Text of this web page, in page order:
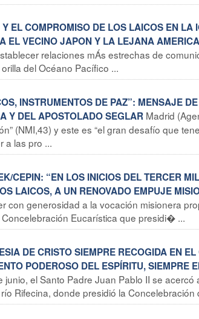
EL COMPROMISO DE LOS LAICOS EN
EL VECINO JAPON Y LA LEJANA AMERICA
relaciones mÁs estrechas de
del Océano Pacífico ...
INSTRUMENTOS DE PAZ”: MENSAJE
Y DEL APOSTOLADO SEGLAR Madrid
(NMI,43) y este es “el gran desafío que
a las pro ...
CEPIN: “EN LOS INICIOS DEL TERCER
LAICOS, A UN RENOVADO EMPUJE
con generosidad a la vocación misionera
Eucarística que presidi� ...
DE CRISTO SIEMPRE RECOGIDA EN
PODEROSO DEL ESPÍRITU, SIEMPRE
el Santo Padre Juan Pablo II se acercó
Rifecina, donde presidió la Concelebración